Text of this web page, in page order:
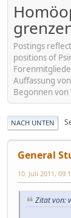
Postings
positions of
Auffassung
Begonnen
NACH UNTEN
General
10. Juli 2011,
Zitat von: